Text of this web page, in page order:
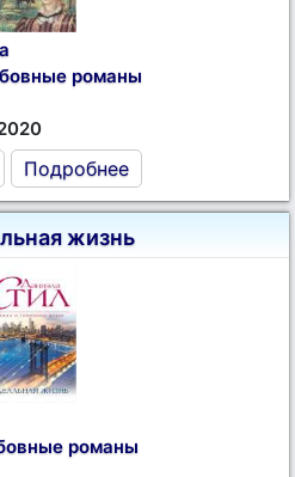
романы
Подробнее
жизнь
романы